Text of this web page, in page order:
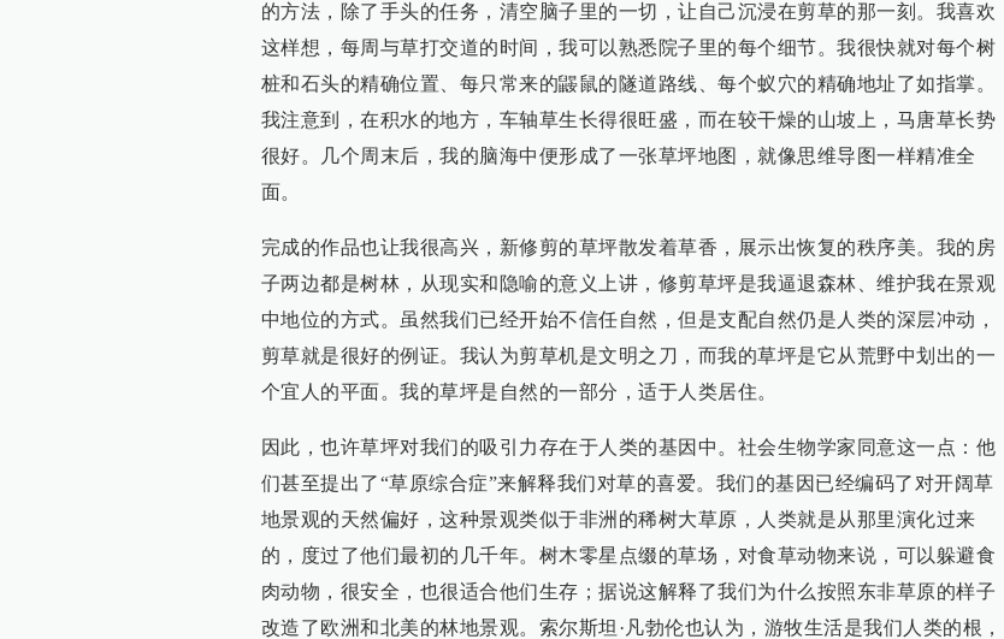
的方法，除了手头的任务，清空脑子里的一切，让自己沉浸在剪草的那一刻。我喜欢
这样想，每周与草打交道的时间，我可以熟悉院子里的每个细节。我很快就对每个树
桩和石头的精确位置、每只常来的鼹鼠的隧道路线、每个蚁穴的精确地址了如指掌。
我注意到，在积水的地方，车轴草生长得很旺盛，而在较干燥的山坡上，马唐草长势
很好。几个周末后，我的脑海中便形成了一张草坪地图，就像思维导图一样精准全
面。
完成的作品也让我很高兴，新修剪的草坪散发着草香，展示出恢复的秩序美。我的房
子两边都是树林，从现实和隐喻的意义上讲，修剪草坪是我逼退森林、维护我在景观
中地位的方式。虽然我们已经开始不信任自然，但是支配自然仍是人类的深层冲动，
剪草就是很好的例证。我认为剪草机是文明之刀，而我的草坪是它从荒野中划出的一
个宜人的平面。我的草坪是自然的一部分，适于人类居住。
因此，也许草坪对我们的吸引力存在于人类的基因中。社会生物学家同意这一点：他
们甚至提出了“草原综合症”来解释我们对草的喜爱。我们的基因已经编码了对开阔草
地景观的天然偏好，这种景观类似于非洲的稀树大草原，人类就是从那里演化过来
的，度过了他们最初的几千年。树木零星点缀的草场，对食草动物来说，可以躲避食
肉动物，很安全，也很适合他们生存；据说这解释了我们为什么按照东非草原的样子
改造了欧洲和北美的林地景观。索尔斯坦·凡勃伦也认为，游牧生活是我们人类的根，